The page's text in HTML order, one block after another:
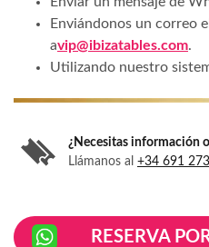
Enviándonos un correo
avip@ibizatables.com.
Utilizando nuestro
¿Necesitas información
Llámanos al +34 691
RESERVA